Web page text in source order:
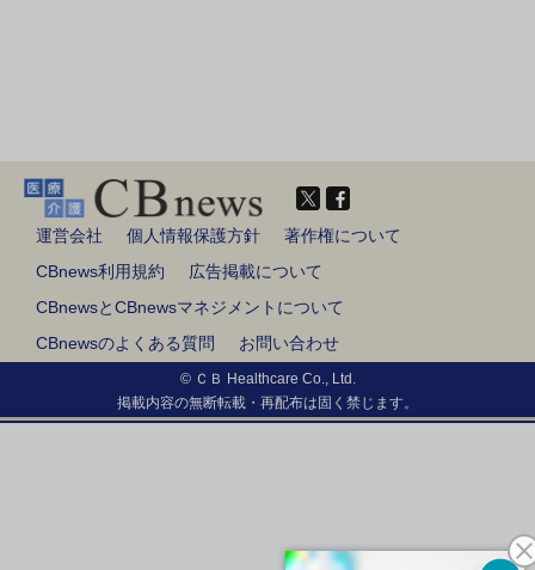
運営会社 個人情報保護方針
著作権について
CBnews利用規約
広告掲載について
CBnewsとCBnewsマネジメントについて
CBnewsのよくある質問
お問い合わせ
© ＣＢ Healthcare Co., Ltd.
掲載内容の無断転載・再配布は固く禁じます。